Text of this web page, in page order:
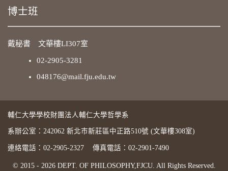
博士班
戴秘書 文華樓LI307室
02-2905-3281
048176@mail.fju.edu.tw
輔仁大學學校財團法人輔仁大學哲學系
系辦公室：242062 新北巿新莊區中正路510號 (文華樓308室)
連絡電話：02-2905-2327 傳真電話：02-2901-7490
© 2015 - 2026 DEPT. OF PHILOSOPHY,FJCU. All Rights Reserved.